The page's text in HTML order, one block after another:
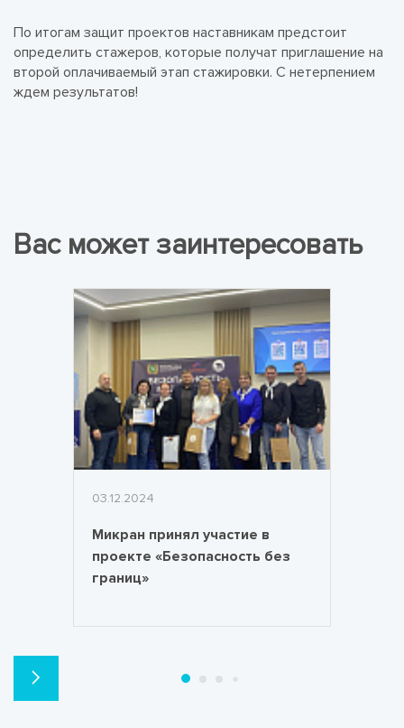
По итогам защит проектов наставникам предстоит
определить стажеров, которые получат приглашение на
второй оплачиваемый этап стажировки. С нетерпением
ждем результатов!
Вас может заинтересовать
03.12.2024
Микран принял участие в
проекте «Безопасность без
границ»